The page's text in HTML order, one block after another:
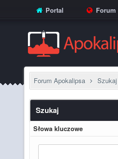
Portal Forum
Forum Apokalipsa Szukaj
Szukaj
Słowa kluczowe